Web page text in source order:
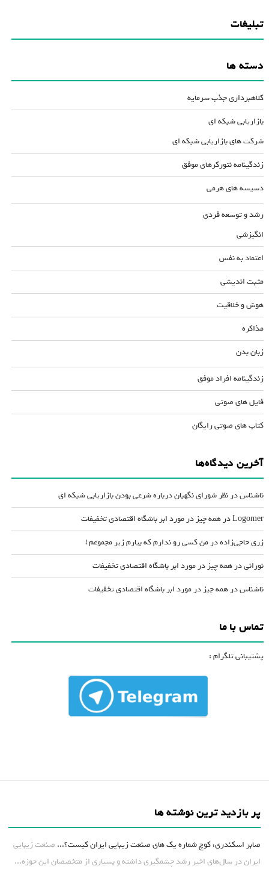
تبلیغات
دسته ها
کلاهبرداری جذب سرمایه
بازاریابی شبکه ای
شرکت های بازاریابی شبکه ای
زندگینامه نتورکرهای موفق
دسیسه های هرمی
رشد و توسعه فردی
انگیزشی
اعتماد به نفس
مثبت اندیشی
هوش و خلاقیت
مذاکره
زبان بدن
زندگینامه افراد موفق
فایل های صوتی
کتاب های صوتی رایگان
آخرین دیدگاه‌ها
ناشناسدرنظر شورای نگهبان درباره شرعی بودن بازاریابی شبکه ای
Logomerدرهمه چیز در مورد ابر باشگاه اقتصادی تخفیفات
زری حاجی‌زادهدرمن کسی رو ندارم که بیارم زیر مجموعم !
نورانیدرهمه چیز در مورد ابر باشگاه اقتصادی تخفیفات
ناشناسدرهمه چیز در مورد ابر باشگاه اقتصادی تخفیفات
تماس با ما
پشتیبانی تلگرام :
پر بازدید ترین نوشته ها
صابر اسکندری، کوچ شماره یک های صنعت زیبایی ایران کیست؟... صنعت زیبایی
ایران در سال‌های اخیر رشد چشمگیری داشته و بسیاری از متخصصان این حوزه...